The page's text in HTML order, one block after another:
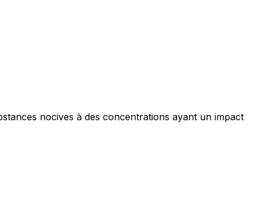
nocives à des concentrations ayant un impact